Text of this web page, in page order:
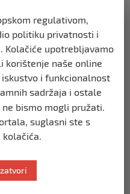
poruka: Pripadnik
uz sliku ratnog
čestitao Novu godinu
Najmanje 20 ljudi
u blizini groba
regulativom,
politiku privatnosti i
Kolačiće upotrebljavamo
korištenje naše online
i funkcionalnost
sadržaja i ostale
bismo mogli pružati.
suglasni ste s